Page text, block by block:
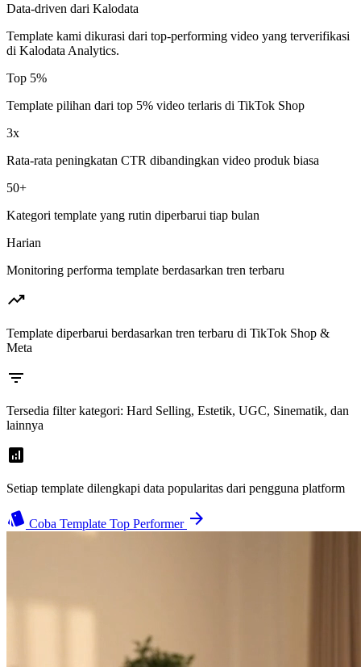
Data-driven dari Kalodata
Template kami dikurasi dari top-performing video yang terverifikasi
di Kalodata Analytics.
Top 5%
Template pilihan dari top 5% video terlaris di TikTok Shop
3x
Rata-rata peningkatan CTR dibandingkan video produk biasa
50+
Kategori template yang rutin diperbarui tiap bulan
Harian
Monitoring performa template berdasarkan tren terbaru
trending_up
Template diperbarui berdasarkan tren terbaru di TikTok Shop &
Meta
filter_list
Tersedia filter kategori: Hard Selling, Estetik, UGC, Sinematik, dan
lainnya
analytics
Setiap template dilengkapi data popularitas dari pengguna platform
style Coba Template Top Performer arrow_forward